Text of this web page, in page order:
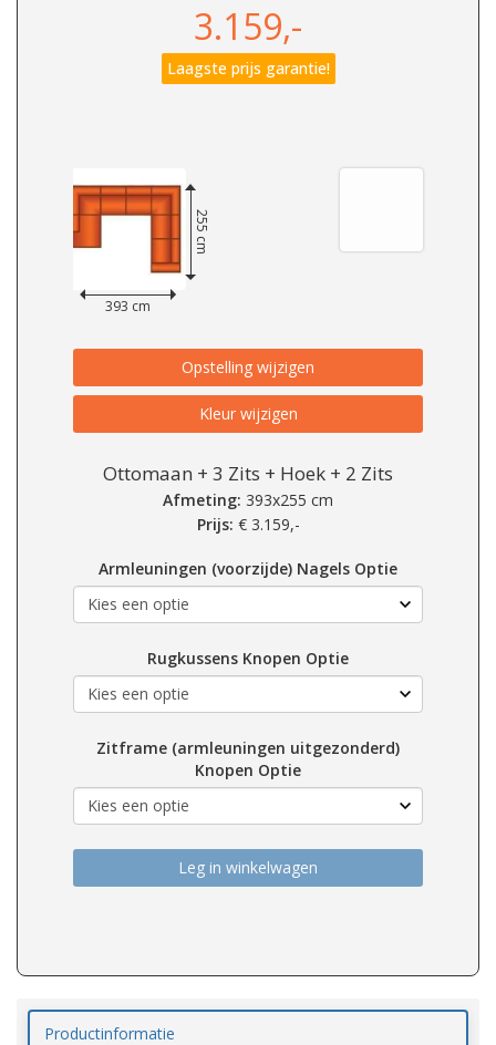
3.159,-
Laagste prijs garantie!
393 cm
255 cm
Opstelling wijzigen
Kleur wijzigen
Ottomaan + 3 Zits + Hoek + 2 Zits
Afmeting: 393x255 cm
Prijs: € 3.159,-
Armleuningen (voorzijde) Nagels Optie
Rugkussens Knopen Optie
Zitframe (armleuningen uitgezonderd)
Knopen Optie
Leg in winkelwagen
Productinformatie